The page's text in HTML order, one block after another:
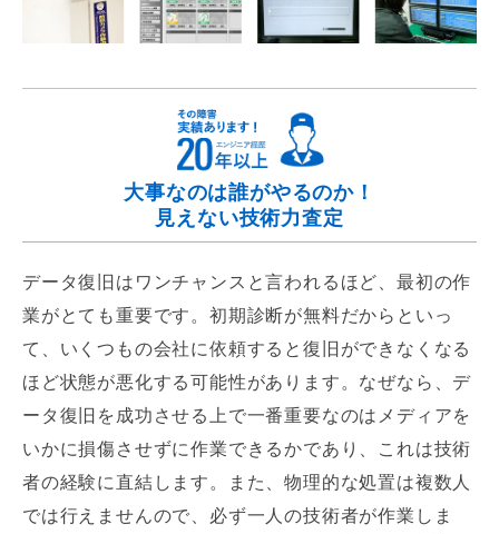
大事なのは誰がやるのか！
見えない技術力査定
データ復旧はワンチャンスと言われるほど、最初の作
業がとても重要です。初期診断が無料だからといっ
て、いくつもの会社に依頼すると復旧ができなくなる
ほど状態が悪化する可能性があります。なぜなら、デ
ータ復旧を成功させる上で一番重要なのはメディアを
いかに損傷させずに作業できるかであり、これは技術
者の経験に直結します。また、物理的な処置は複数人
では行えませんので、必ず一人の技術者が作業しま